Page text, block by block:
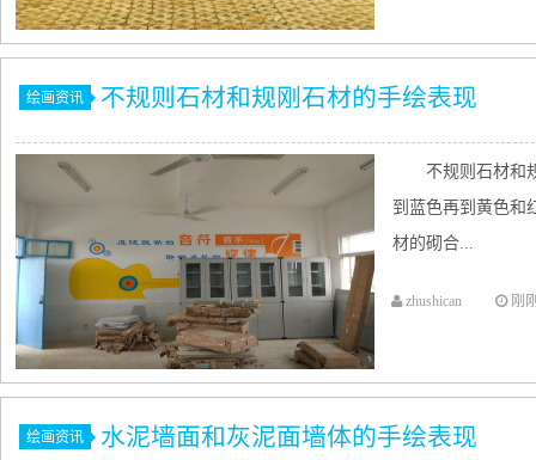
绘画资讯 不规则石材和规刚石材的手绘表现
不规则石材和
到蓝色再到黄色和
材的砌合...
zhushican 刚
绘画资讯 水泥墙面和灰泥面墙体的手绘表现